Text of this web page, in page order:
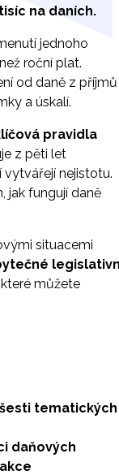
na daních.
jednoho
roční plat.
od daně z příjmů
a úskalí.
pravidla
z pěti let
í vytvářejí nejistotu.
jak fungují daně
situacemi
které můžete
tematických
daňových